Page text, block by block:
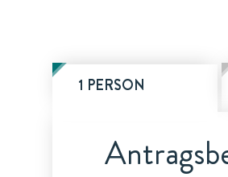
1 PERSON